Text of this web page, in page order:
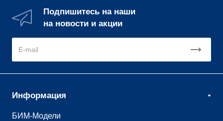
Подпишитесь на наши
на новости и акции
Информация
БИМ-Модели